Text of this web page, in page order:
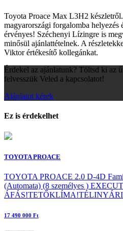
Toyota Proace Max L3H2
magyarországi forgalomba helyezés
érvényes! Széchenyi Lízingre is
minősül ajánlattételnek. A
Viktor értékesítő kollegánkat.
Érdekel az ajánlatunk? Töltsd ki az
felvesszük Veled a kapcsolatot!
Ajánlatot kérek
Ez is érdekelhet
TOYOTA PROACE
TOYOTA PROACE 2.0 D-4D
(Automata) (8 személyes )
17 490 000 Ft